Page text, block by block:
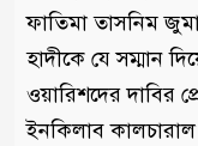
ফাতিমা তাসনিম
হাদীকে যে সম্মান
ওয়ারিশদের দাবির
ইনকিলাব কালচারাল